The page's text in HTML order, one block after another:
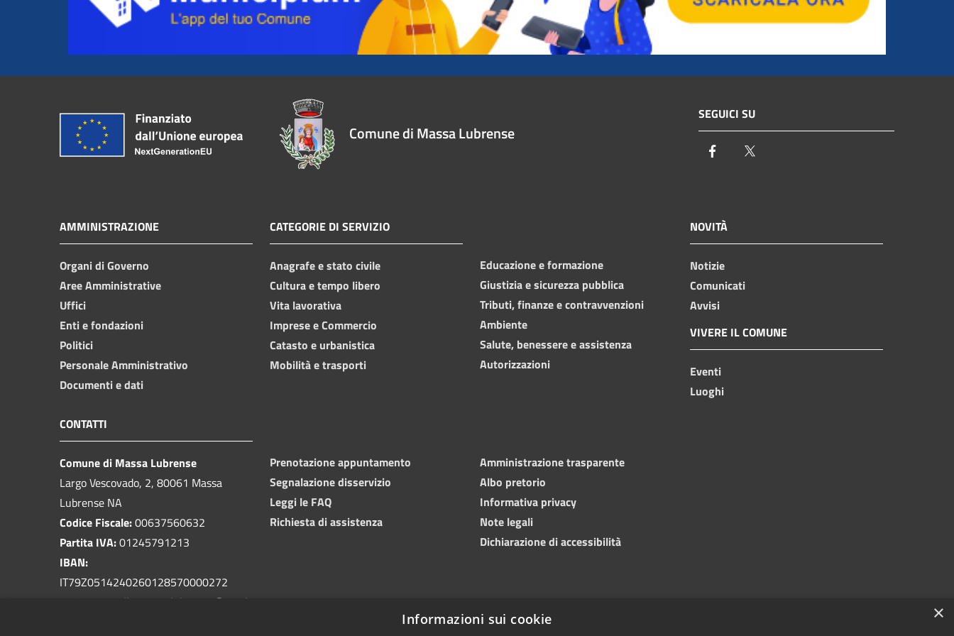
Comune di Massa Lubrense
SEGUICI SU
Facebook
AMMINISTRAZIONE
Organi di Governo
Aree Amministrative
Uffici
Enti e fondazioni
Politici
Personale Amministrativo
Documenti e dati
CATEGORIE DI SERVIZIO
Anagrafe e stato civile
Cultura e tempo libero
Vita lavorativa
Imprese e Commercio
Catasto e urbanistica
Mobilità e trasporti
Educazione e formazione
Giustizia e sicurezza pubblica
Tributi, finanze e contravvenzioni
Ambiente
Salute, benessere e assistenza
Autorizzazioni
NOVITÀ
Notizie
Comunicati
Avvisi
VIVERE IL COMUNE
Eventi
Luoghi
CONTATTI
Comune di Massa Lubrense
Largo Vescovado, 2, 80061 Massa
Lubrense NA
Codice Fiscale:00637560632
Partita IVA:01245791213
IBAN:
IT79Z0514240260128570000272
protocollo.massalubrense@pec.it
Prenotazione appuntamento
Segnalazione disservizio
Leggi le FAQ
Richiesta di assistenza
Amministrazione trasparente
Albo pretorio
Informativa privacy
Note legali
Dichiarazione di accessibilità
×
Informazioni sui cookie